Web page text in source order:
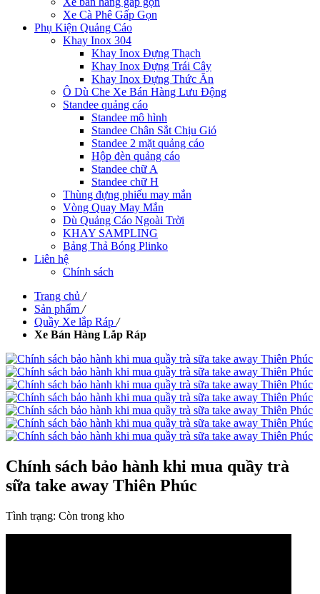
Xe Cà Phê Gấp Gọn
Phụ Kiện Quảng Cáo
Khay Inox 304
Khay Inox Đựng Thạch
Khay Inox Đựng Trái Cây
Khay Inox Đựng Thức Ăn
Ô Dù Che Xe Bán Hàng Lưu Động
Standee quảng cáo
Standee mô hình
Standee Chân Sắt Chịu Gió
Standee 2 mặt quảng cáo
Hộp đèn quảng cáo
Standee chữ A
Standee chữ H
Thùng đựng phiếu may mắn
Vòng Quay May Mắn
Dù Quảng Cáo Ngoài Trời
KHAY SAMPLING
Bảng Thả Bóng Plinko
Liên hệ
Chính sách
Trang chủ /
Sản phẩm /
Quầy Xe lắp Ráp /
Xe Bán Hàng Lắp Ráp
Chính sách bảo hành khi mua quầy trà
sữa take away Thiên Phúc
Tình trạng: Còn trong kho